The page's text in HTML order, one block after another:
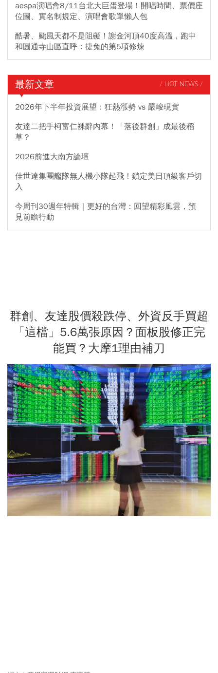
aespa演唱會8/11台北大巨蛋登場！開唱時間、票價座
位圖、實名制規定、演唱會歌單懶人包
酷暑、颱風天都不是阻礙！謝金河頂40度高溫，跑中
和圓通寺山區直呼：捷兔的第5項修煉
最新文章 / HOT NEWS /
2026年下半年投資展望：狂熱漲勢 vs 嚴峻現實
友達二把手柯富仁裸辭內幕！「落後群創」成最後稻
草？
2026前進大南方論壇
佳世達集團艦隊無人機小隊起飛！鎖定美日頂級客戶切
入
今周刊30週年特輯｜更好的台灣：回望精彩風雲，預
見前瞻行動
群創、友達股價殺跌停、外資反手買超
「這檔」5.6萬張原因？面板股修正完
能買？大摩1理由補刀